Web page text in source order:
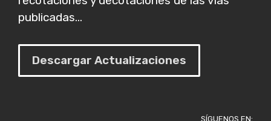
publicadas...
Descargar Actualizaciones
SÍGUENOS EN: